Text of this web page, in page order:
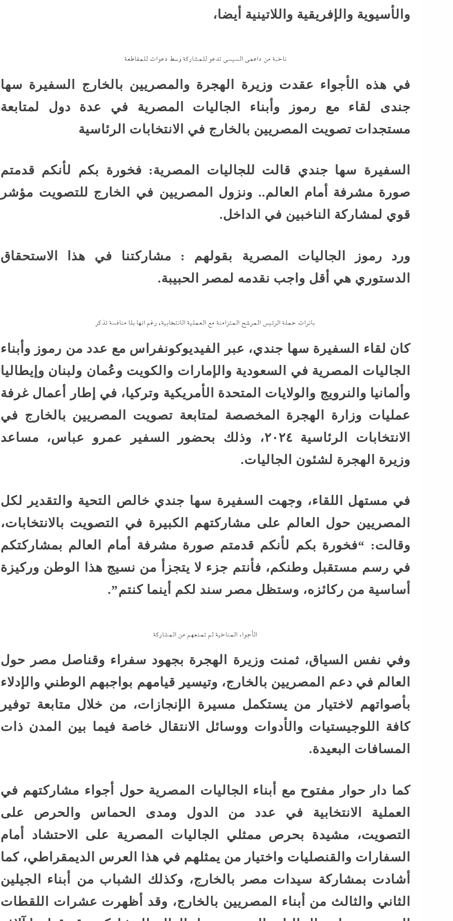
والأسيوية والإفريقية واللاتينية أيضا،
ناخبة من داعمى السيسي تدعو للمشاركة وسط دعوات للمقاطعة
في هذه الأجواء عقدت وزيرة الهجرة والمصريين بالخارج السفيرة سها
جندى لقاء مع رموز وأبناء الجاليات المصرية في عدة دول لمتابعة
مستجدات تصويت المصريين بالخارج في الانتخابات الرئاسية
السفيرة سها جندي قالت للجاليات المصرية: فخورة بكم لأنكم قدمتم
صورة مشرفة أمام العالم.. ونزول المصريين في الخارج للتصويت مؤشر
قوي لمشاركة الناخبين في الداخل.
ورد رموز الجاليات المصرية بقولهم : مشاركتنا في هذا الاستحقاق
الدستوري هي أقل واجب نقدمه لمصر الحبيبة.
بانرات حملة الرئيس المرشح المتزامنة مع العملية الانتخابية، رغم انها بلا منافسة تذكر
كان لقاء السفيرة سها جندي، عبر الفيديوكونفراس مع عدد من رموز وأبناء
الجاليات المصرية في السعودية والإمارات والكويت وعُمان ولبنان وإيطاليا
وألمانيا والنرويج والولايات المتحدة الأمريكية وتركيا، في إطار أعمال غرفة
عمليات وزارة الهجرة المخصصة لمتابعة تصويت المصريين بالخارج في
الانتخابات الرئاسية ٢٠٢٤، وذلك بحضور السفير عمرو عباس، مساعد
وزيرة الهجرة لشئون الجاليات.
في مستهل اللقاء، وجهت السفيرة سها جندي خالص التحية والتقدير لكل
المصريين حول العالم على مشاركتهم الكبيرة في التصويت بالانتخابات،
وقالت: “فخورة بكم لأنكم قدمتم صورة مشرفة أمام العالم بمشاركتكم
في رسم مستقبل وطنكم، فأنتم جزء لا يتجزأ من نسيج هذا الوطن وركيزة
أساسية من ركائزه، وستظل مصر سند لكم أينما كنتم”.
الأجواء المناخية لم تمنعهم من المشاركة
وفي نفس السياق، ثمنت وزيرة الهجرة بجهود سفراء وقناصل مصر حول
العالم في دعم المصريين بالخارج، وتيسير قيامهم بواجبهم الوطني والإدلاء
بأصواتهم لاختيار من يستكمل مسيرة الإنجازات، من خلال متابعة توفير
كافة اللوجيستيات والأدوات ووسائل الانتقال خاصة فيما بين المدن ذات
المسافات البعيدة.
كما دار حوار مفتوح مع أبناء الجاليات المصرية حول أجواء مشاركتهم في
العملية الانتخابية في عدد من الدول ومدى الحماس والحرص على
التصويت، مشيدة بحرص ممثلي الجاليات المصرية على الاحتشاد أمام
السفارات والقنصليات واختيار من يمثلهم في هذا العرس الديمقراطي، كما
أشادت بمشاركة سيدات مصر بالخارج، وكذلك الشباب من أبناء الجيلين
الثاني والثالث من أبناء المصريين بالخارج، وقد أظهرت عشرات اللقطات